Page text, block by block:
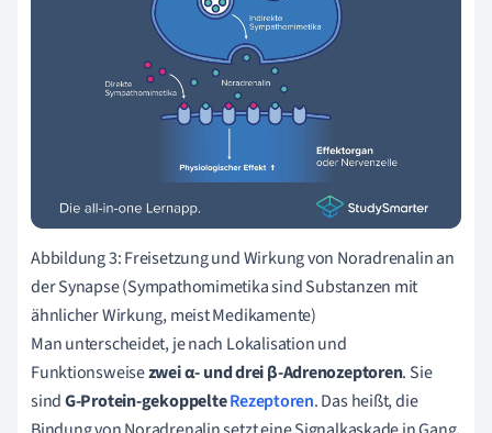
Abbildung 3: Freisetzung und Wirkung von Noradrenalin an
der Synapse (Sympathomimetika sind Substanzen mit
ähnlicher Wirkung, meist Medikamente)
Man unterscheidet, je nach Lokalisation und
Funktionsweisezwei α- und drei β-Adrenozeptoren. Sie
sindG-Protein-gekoppelteRezeptoren. Das heißt, die